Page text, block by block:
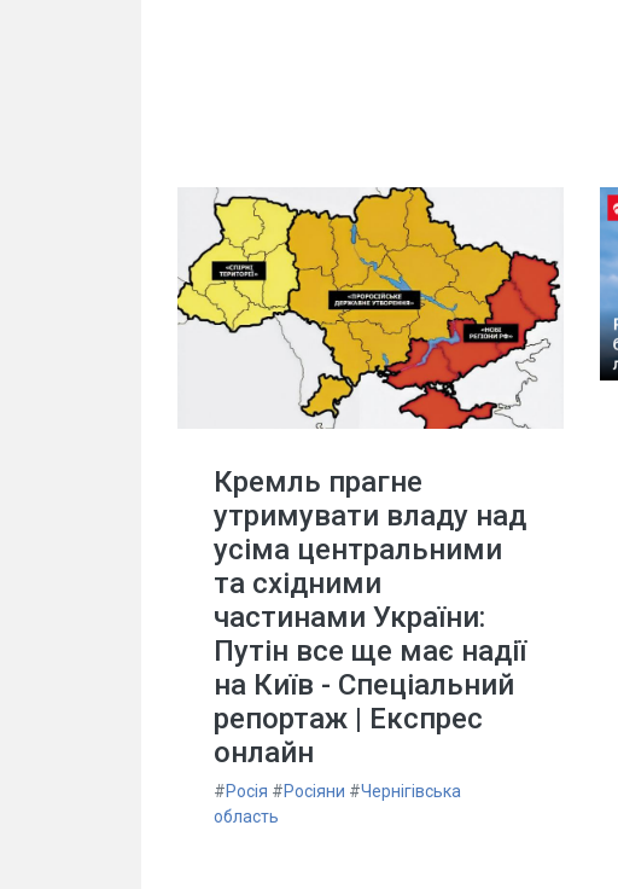
Кремль прагне
утримувати владу над
усіма центральними
та східними
частинами України:
Путін все ще має надії
на Київ - Спеціальний
репортаж | Експрес
онлайн
#Росія #Росіяни #Чернігівська
область